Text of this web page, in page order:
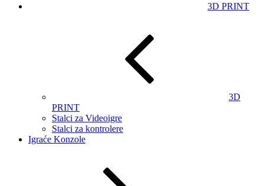
3D PRINT
3D
PRINT
Stalci za Videoigre
Stalci za kontrolere
Igraće Konzole